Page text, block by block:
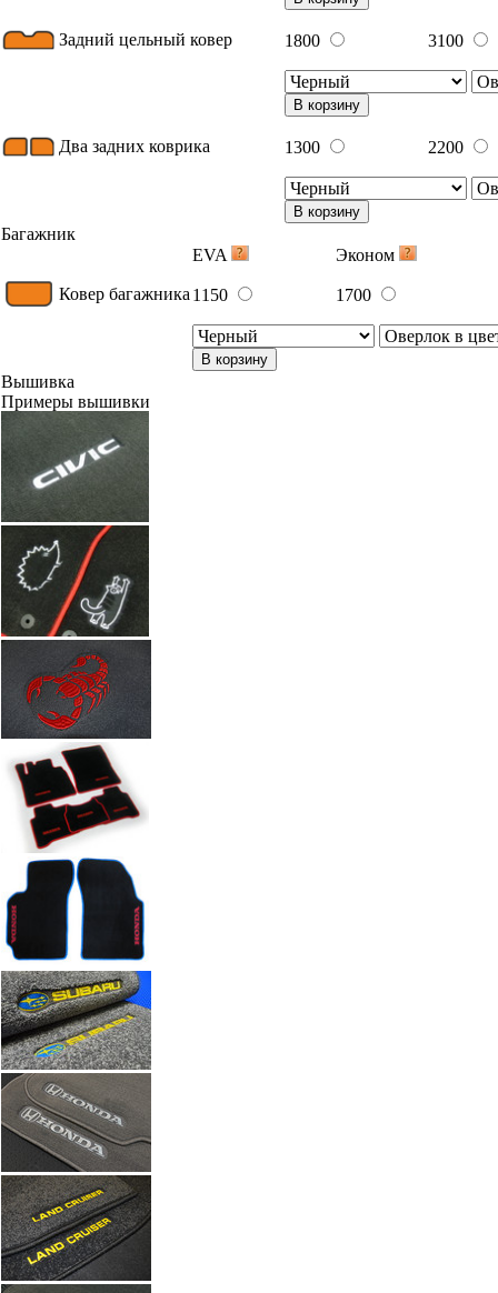
Задний цельный ковер 1800 3100
В корзину
Два задних коврика 1300 2200
В корзину
Багажник
EVA
Эконом
Ковер багажника 1150 1700
В корзину
Вышивка
Примеры вышивки